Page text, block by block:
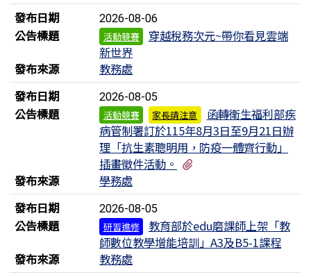
發布日期
2026-08-06
公告標題 活動競賽
穿越稅務次元~帶你看見雲端
新世界
發布來源
教務處
發布日期
2026-08-05
公告標題 活動競賽 家長請注意
函轉衛生福利部疾
病管制署訂於115年8月3日至9月21日辦
理「抗生素聰明用，防疫一體齊行動」
插畫徵件活動。
發布來源
學務處
發布日期
2026-08-05
公告標題 研習進修
教育部於edu磨課師上架「教
師數位教學增能培訓」A3及B5-1課程
發布來源
教務處